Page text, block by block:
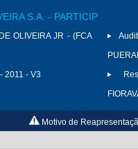
S.A. - PARTICIP
OLIVEIRA JR - (FCA
2011 - V3
Motivo de